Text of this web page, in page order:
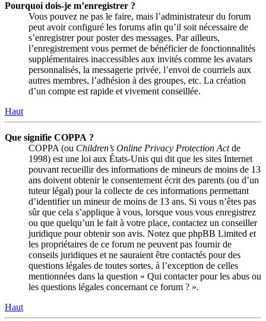
Pourquoi dois-je m’enregistrer ?
Vous pouvez ne pas le faire, mais l’administrateur du forum
peut avoir configuré les forums afin qu’il soit nécessaire de
s’enregistrer pour poster des messages. Par ailleurs,
l’enregistrement vous permet de bénéficier de fonctionnalités
supplémentaires inaccessibles aux invités comme les avatars
personnalisés, la messagerie privée, l’envoi de courriels aux
autres membres, l’adhésion à des groupes, etc. La création
d’un compte est rapide et vivement conseillée.
Haut
Que signifie COPPA ?
COPPA (ou Children’s Online Privacy Protection Actde
1998) est une loi aux États-Unis qui dit que les sites Internet
pouvant recueillir des informations de mineurs de moins de 13
ans doivent obtenir le consentement écrit des parents (ou d’un
tuteur légal) pour la collecte de ces informations permettant
d’identifier un mineur de moins de 13 ans. Si vous n’êtes pas
sûr que cela s’applique à vous, lorsque vous vous enregistrez
ou que quelqu’un le fait à votre place, contactez un conseiller
juridique pour obtenir son avis. Notez que phpBB Limited et
les propriétaires de ce forum ne peuvent pas fournir de
conseils juridiques et ne sauraient être contactés pour des
questions légales de toutes sortes, à l’exception de celles
mentionnées dans la question « Qui contacter pour les abus ou
les questions légales concernant ce forum ? ».
Haut